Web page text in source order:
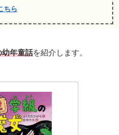
ちら
年童話を紹介します。